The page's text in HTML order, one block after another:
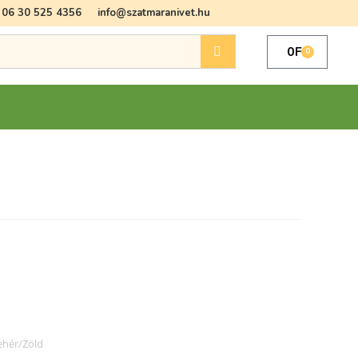
06 30 525 4356 info@szatmaranivet.hu
0Ft0
Zöld